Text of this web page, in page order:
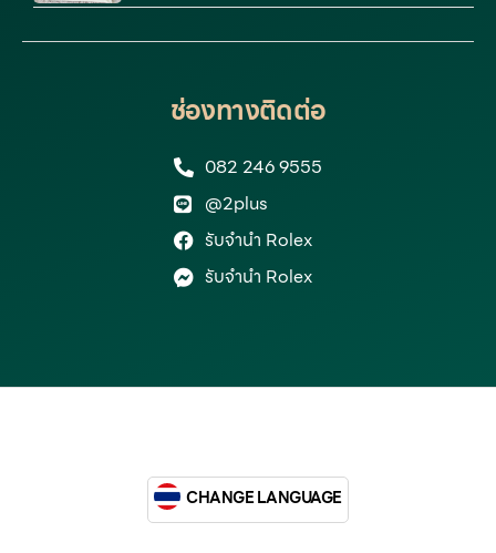
ช่องทางติดต่อ
082 246 9555
@2plus
รับจำนำ Rolex
รับจำนำ Rolex
CHANGE LANGUAGE